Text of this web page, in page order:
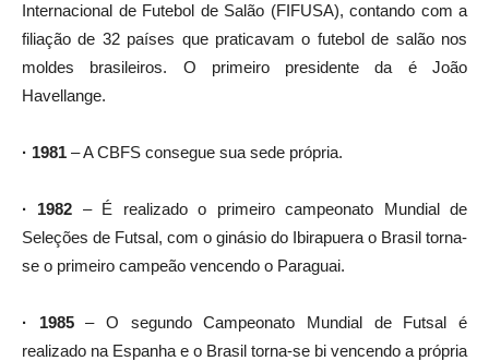
Internacional de Futebol de Salão (FIFUSA), contando com a
filiação de 32 países que praticavam o futebol de salão nos
moldes brasileiros. O primeiro presidente da é João
Havellange.
· 1981 – A CBFS consegue sua sede própria.
· 1982 – É realizado o primeiro campeonato Mundial de
Seleções de Futsal, com o ginásio do Ibirapuera o Brasil torna-
se o primeiro campeão vencendo o Paraguai.
· 1985– O segundo Campeonato Mundial de Futsal é
realizado na Espanha e o Brasil torna-se bi vencendo a própria